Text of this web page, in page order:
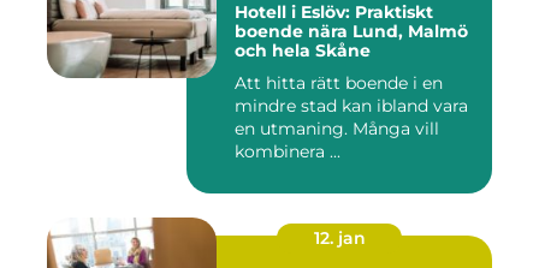
Hotell i Eslöv: Praktiskt
boende nära Lund, Malmö
och hela Skåne
Att hitta rätt boende i en
mindre stad kan ibland vara
en utmaning. Många vill
kombinera ...
12. jan